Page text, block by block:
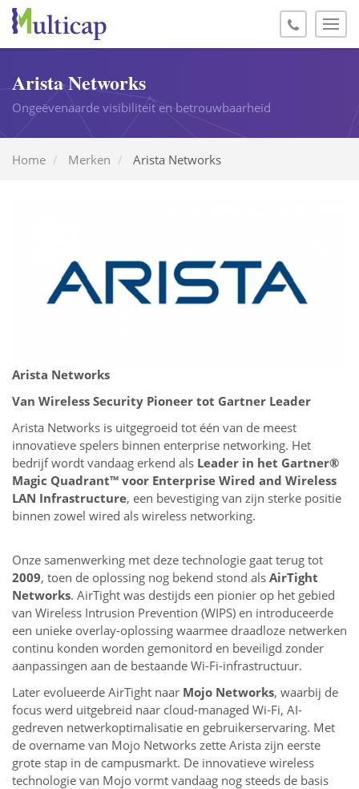
Arista Networks
Ongeëvenaarde visibiliteit en betrouwbaarheid
Home Merken Arista Networks
Arista Networks
Van Wireless Security Pioneer tot Gartner Leader
Arista Networks is uitgegroeid tot één van de meest
innovatieve spelers binnen enterprise networking. Het
bedrijf wordt vandaag erkend als Leader in het Gartner®
Magic Quadrant™ voor Enterprise Wired and Wireless
LAN Infrastructure, een bevestiging van zijn sterke positie
binnen zowel wired als wireless networking.
Onze samenwerking met deze technologie gaat terug tot
2009, toen de oplossing nog bekend stond als AirTight
Networks. AirTight was destijds een pionier op het gebied
van Wireless Intrusion Prevention (WIPS) en introduceerde
een unieke overlay-oplossing waarmee draadloze netwerken
continu konden worden gemonitord en beveiligd zonder
aanpassingen aan de bestaande Wi-Fi-infrastructuur.
Later evolueerde AirTight naar Mojo Networks, waarbij de
focus werd uitgebreid naar cloud-managed Wi-Fi, AI-
gedreven netwerkoptimalisatie en gebruikerservaring. Met
de overname van Mojo Networks zette Arista zijn eerste
grote stap in de campusmarkt. De innovatieve wireless
technologie van Mojo vormt vandaag nog steeds de basis